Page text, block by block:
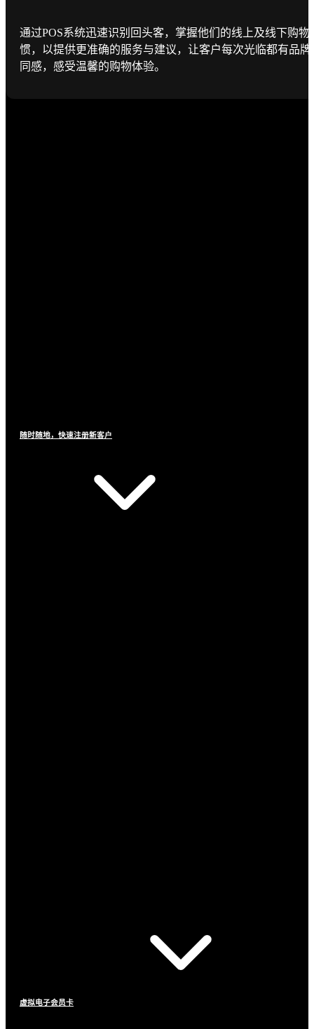
通过POS系统迅速识别回头客，掌握他们的线上及线下购物
惯，以提供更准确的服务与建议，让客户每次光临都有品牌
同感，感受温馨的购物体验。
随时随地，快速注册新客户
虚拟电子会员卡